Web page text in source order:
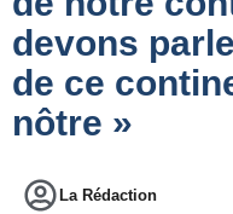
devons
de ce
nôtre »
La Rédaction